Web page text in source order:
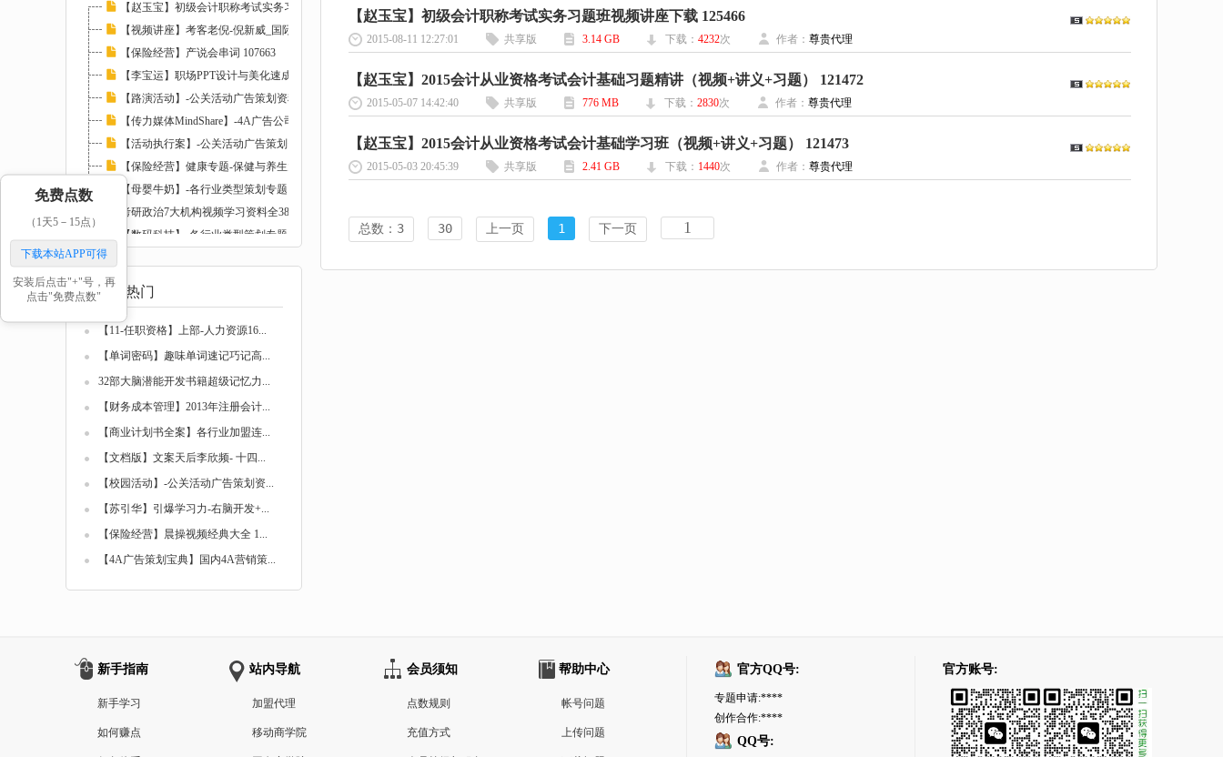
【赵玉宝】初级会计职称考试实务习题班视频讲...
【视频讲座】考客老倪-倪新威_国际挑战群英会...
【保险经营】产说会串词 107663
【李宝运】职场PPT设计与美化速成（视频版） ...
【路演活动】-公关活动广告策划资料大全 1075...
【传力媒体MindShare】-4A广告公司提案与培训...
【活动执行案】-公关活动广告策划资料大全 10...
【保险经营】健康专题-保健与养生大全 107678...
【母婴牛奶】-各行业类型策划专题 107467
考研政治7大机构视频学习资料全380G 126208
【数码科技】-各行业类型策划专题 107469
最新热门
【11-任职资格】上部-人力资源16...
【单词密码】趣味单词速记巧记高...
32部大脑潜能开发书籍超级记忆力...
【财务成本管理】2013年注册会计...
【商业计划书全案】各行业加盟连...
【文档版】文案天后李欣频- 十四...
【校园活动】-公关活动广告策划资...
【苏引华】引爆学习力-右脑开发+...
【保险经营】晨操视频经典大全 1...
【4A广告策划宝典】国内4A营销策...
【赵玉宝】初级会计职称考试实务习题班视频讲座下载 125466
2015-08-11 12:27:01 共享版 3.14 GB 下载： 4232次 作者： 尊贵代理
【赵玉宝】2015会计从业资格考试会计基础习题精讲（视频+讲义+习题） 121472
2015-05-07 14:42:40 共享版 776 MB 下载： 2830次 作者： 尊贵代理
【赵玉宝】2015会计从业资格考试会计基础学习班（视频+讲义+习题） 121473
2015-05-03 20:45:39 共享版 2.41 GB 下载： 1440次 作者： 尊贵代理
总数：3 30 上一页 1 下一页
新手指南
新手学习
如何赚点
站内导航
加盟代理
移动商学院
会员须知
点数规则
充值方式
帮助中心
帐号问题
上传问题
官方QQ号:
专题申请:****
创作合作:****
QQ号:
官方账号:
免费点数
（1天5－15点）
下载本站APP可得
安装后点击"+"号，再
点击"免费点数"